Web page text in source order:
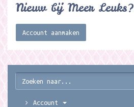
Nieuw bij Meer Leuks?
Account aanmaken
Account